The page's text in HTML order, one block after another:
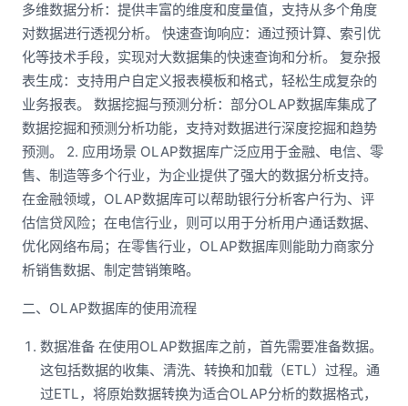
多维数据分析：提供丰富的维度和度量值，支持从多个角度
对数据进行透视分析。 快速查询响应：通过预计算、索引优
化等技术手段，实现对大数据集的快速查询和分析。 复杂报
表生成：支持用户自定义报表模板和格式，轻松生成复杂的
业务报表。 数据挖掘与预测分析：部分OLAP数据库集成了
数据挖掘和预测分析功能，支持对数据进行深度挖掘和趋势
预测。 2. 应用场景 OLAP数据库广泛应用于金融、电信、零
售、制造等多个行业，为企业提供了强大的数据分析支持。
在金融领域，OLAP数据库可以帮助银行分析客户行为、评
估信贷风险；在电信行业，则可以用于分析用户通话数据、
优化网络布局；在零售行业，OLAP数据库则能助力商家分
析销售数据、制定营销策略。
二、OLAP数据库的使用流程
数据准备 在使用OLAP数据库之前，首先需要准备数据。
这包括数据的收集、清洗、转换和加载（ETL）过程。通
过ETL，将原始数据转换为适合OLAP分析的数据格式，